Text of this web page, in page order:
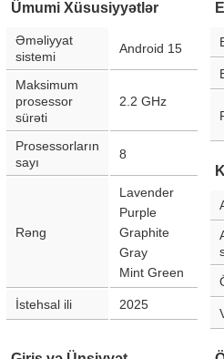
Ümumi Xüsusiyyətlər
Əməliyyat
sistemi
Android 15
Maksimum
prosessor
sürəti
2.2 GHz
Prosessorların
sayı
8
Rəng
Lavender
Purple
Graphite
Gray
Mint Green
İstehsal ili 2025